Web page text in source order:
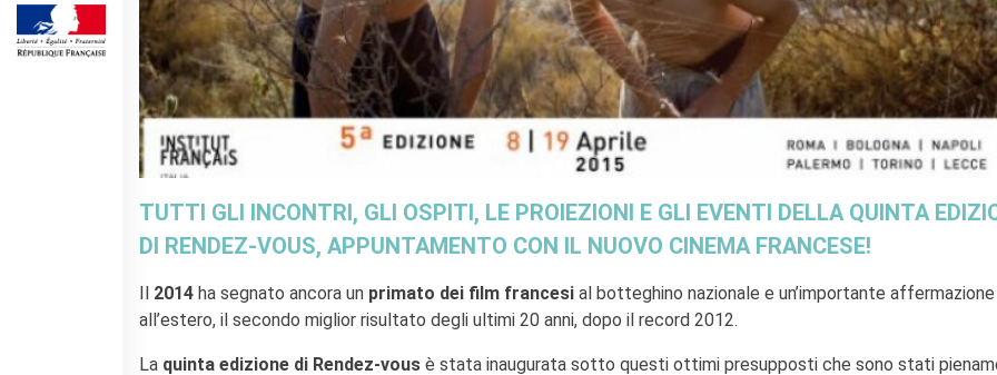
SPETTACOLO DAL VIVO E
ARTI VISIVE
La festa della musica
Nouveau Grand Tour
Exaequa
Operazioni artistiche
CINEMA E AUDIOVISIVO
Fuori Sala
Rendez-vous
Residenza XR
LIBRI
TUTTI GLI INCONTRI, GLI OSPITI, LE PROIEZIONI E GLI EVENTI DELLA QUINTA
DI RENDEZ-VOUS, APPUNTAMENTO CON IL NUOVO CINEMA FRANCESE!
2014 ha segnato ancora un primato dei film francesi al botteghino nazionale e un’importante affermazione
all’estero, il secondo miglior risultato degli ultimi 20 anni, dopo il record 2012.
La quinta edizione di Rendez-vous è stata inaugurata sotto questi ottimi presupposti che sono stati